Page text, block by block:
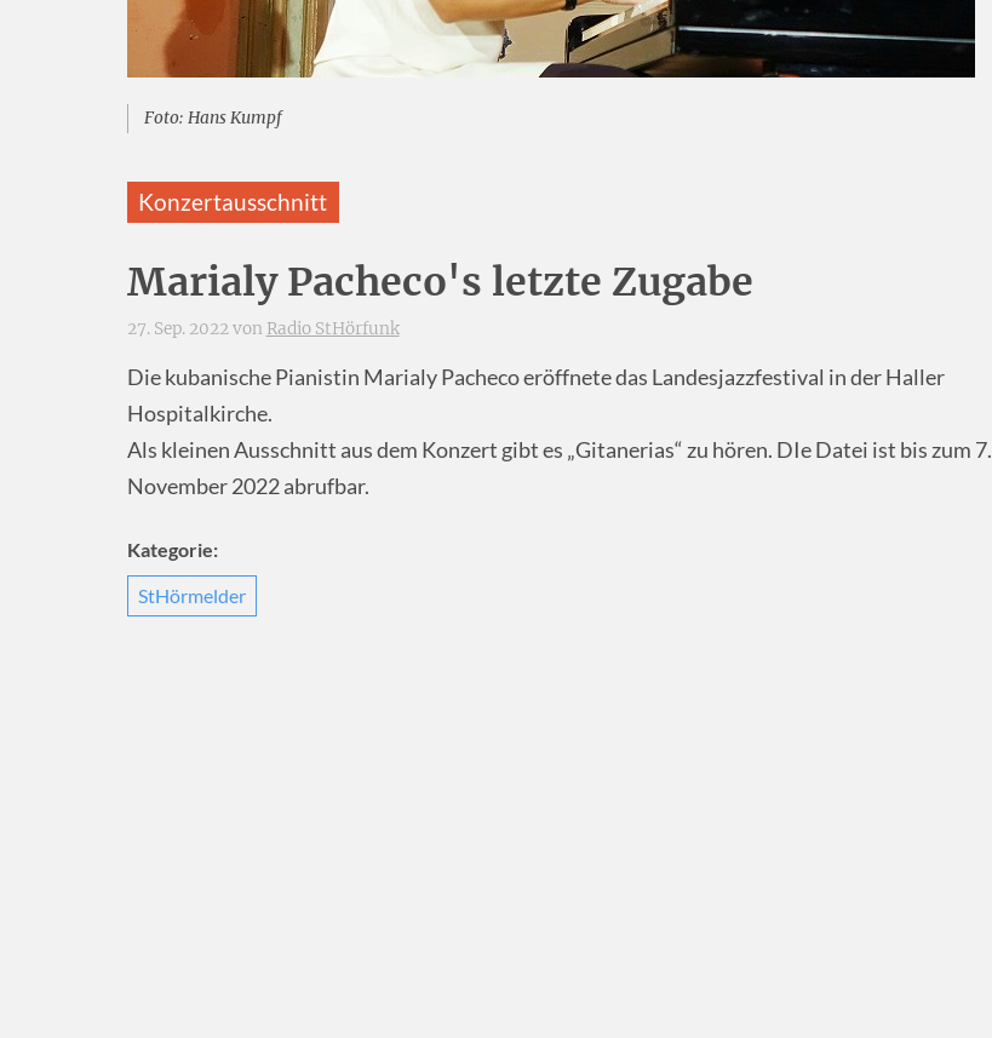
Foto: Hans Kumpf
Konzertausschnitt
Marialy Pacheco's letzte Zugabe
27. Sep. 2022 von Radio StHörfunk
Die kubanische Pianistin Marialy Pacheco eröffnete das Landesjazzfestival in der Haller
Hospitalkirche.
Als kleinen Ausschnitt aus dem Konzert gibt es „Gitanerias“ zu hören. DIe Datei ist bis zum 7.
November 2022 abrufbar.
Kategorie:
StHörmelder